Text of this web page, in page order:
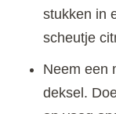
stukken in
scheutje
Neem een
deksel.